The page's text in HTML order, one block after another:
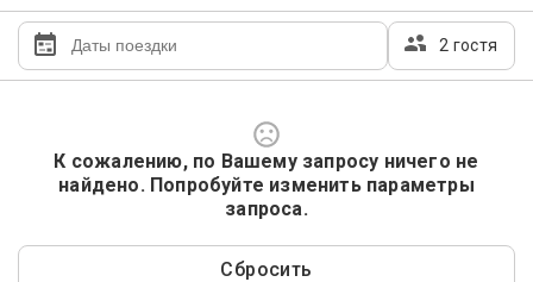
2 гостя
К сожалению, по Вашему запросу ничего не
найдено. Попробуйте изменить параметры
запроса.
Сбросить